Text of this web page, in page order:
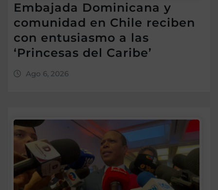
Embajada Dominicana y
comunidad en Chile reciben
con entusiasmo a las
‘Princesas del Caribe’
Ago 6, 2026